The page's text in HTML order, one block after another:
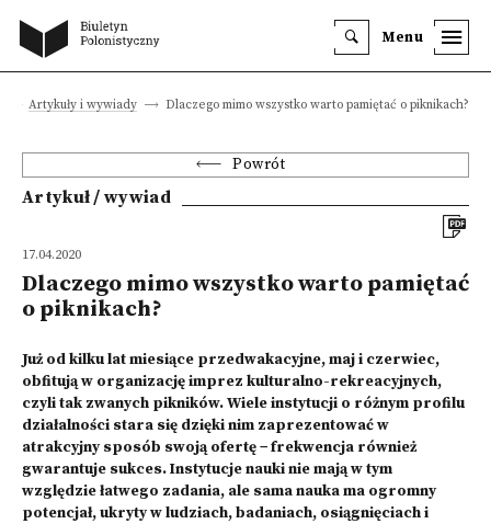
Menu
Artykuły i wywiady Dlaczego mimo wszystko warto pamiętać o piknikach?
Powrót
Artykuł / wywiad
17.04.2020
Dlaczego mimo wszystko warto pamiętać
o piknikach?
Już od kilku lat miesiące przedwakacyjne, maj i czerwiec,
obfitują w organizację imprez kulturalno-rekreacyjnych,
czyli tak zwanych pikników. Wiele instytucji o różnym profilu
działalności stara się dzięki nim zaprezentować w
atrakcyjny sposób swoją ofertę − frekwencja również
gwarantuje sukces. Instytucje nauki nie mają w tym
względzie łatwego zadania, ale sama nauka ma ogromny
potencjał, ukryty w ludziach, badaniach, osiągnięciach i